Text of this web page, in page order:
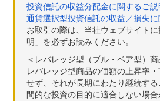
投資信託の収益分配金に関するご説
通貨選択型投資信託の収益／損失に
お取引の際は、当社ウェブサイト
明」を必ずお読みください。
＜レバレッジ型（ブル・ベア型）
レバレッジ型商品の価額の上昇率
せず、それが長期にわたり継続す
間的な投資の目的に適合しない場合